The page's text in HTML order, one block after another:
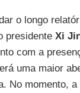
o longo
presidente Xi
com a
uma maior
No momento,